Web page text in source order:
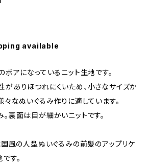
available
アになっているニット生地です。
ありほつれにくいため、小さなサイズか
々なぬいぐるみ作りに適しています。
裏面は目が細かいニットです。
国風の人型ぬいぐるみの前髪のアップリケ
す。